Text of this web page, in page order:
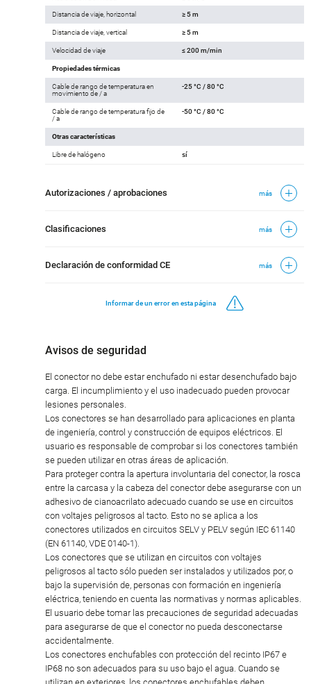
Distancia de viaje, horizontal ≥ 5 m
Distancia de viaje, vertical ≥ 5 m
Velocidad de viaje ≤ 200 m/min
Propiedades térmicas
Cable de rango de temperatura en
movimiento de / a
-25 °C / 80 °C
Cable de rango de temperatura fijo de
/ a
-50 °C / 80 °C
Otras características
Libre de halógeno sí
Autorizaciones / aprobaciones más
Clasificaciones más
Declaración de conformidad CE más
Informar de un error en esta página
Avisos de seguridad
El conector no debe estar enchufado ni estar desenchufado bajo
carga. El incumplimiento y el uso inadecuado pueden provocar
lesiones personales.
Los conectores se han desarrollado para aplicaciones en planta
de ingeniería, control y construcción de equipos eléctricos. El
usuario es responsable de comprobar si los conectores también
se pueden utilizar en otras áreas de aplicación.
Para proteger contra la apertura involuntaria del conector, la rosca
entre la carcasa y la cabeza del conector debe asegurarse con un
adhesivo de cianoacrilato adecuado cuando se use en circuitos
con voltajes peligrosos al tacto. Esto no se aplica a los
conectores utilizados en circuitos SELV y PELV según IEC 61140
(EN 61140, VDE 0140-1).
Los conectores que se utilizan en circuitos con voltajes
peligrosos al tacto sólo pueden ser instalados y utilizados por, o
bajo la supervisión de, personas con formación en ingeniería
eléctrica, teniendo en cuenta las normativas y normas aplicables.
El usuario debe tomar las precauciones de seguridad adecuadas
para asegurarse de que el conector no pueda desconectarse
accidentalmente.
Los conectores enchufables con protección del recinto IP67 e
IP68 no son adecuados para su uso bajo el agua. Cuando se